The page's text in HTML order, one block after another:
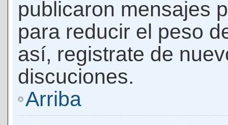
publicaron mensajes
para reducir el peso
así, registrate de
discuciones.
Arriba